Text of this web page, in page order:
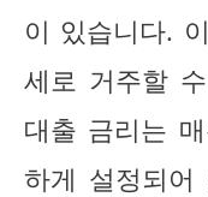
이 있습니다.
세로 거주할
대출 금리는
하게 설정되어